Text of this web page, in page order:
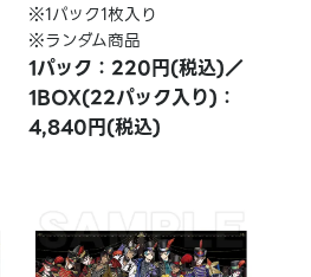
※1パック1枚入り
※ランダム商品
1パック：220円(税込)／
1BOX(22パック入り)：
4,840円(税込)